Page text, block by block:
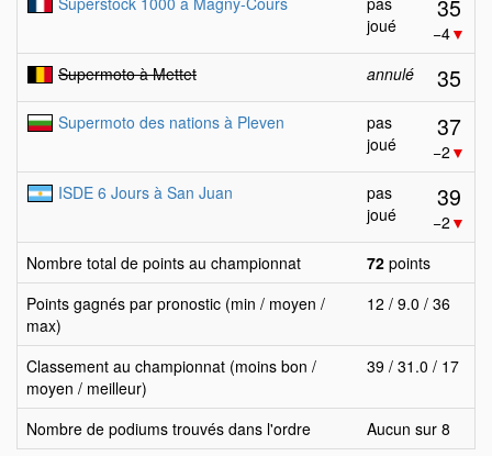
joué
35
−4▼
Supermoto à Mettet
annulé 35
Supermoto des nations à Pleven
pas
joué
37
−2 ▼
ISDE 6 Jours à San Juan
pas
joué
39
−2 ▼
Nombre total de points au championnat
72 points
Points gagnés par pronostic (min / moyen /
max)
12 / 9.0 / 36
Classement au championnat (moins bon /
moyen / meilleur)
39 / 31.0 / 17
Nombre de podiums trouvés dans l'ordre Aucun sur 8